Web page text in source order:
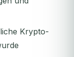
Krypto-